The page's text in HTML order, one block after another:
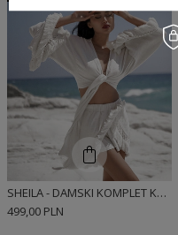
SHEILA - DAMSKI KOMPLET KREMOWY DWUCZĘŚCIOWY Z FRĘDZLAMI DŁUGIM RĘKAWEM BOHO 'ODETTE'
499,00 PLN